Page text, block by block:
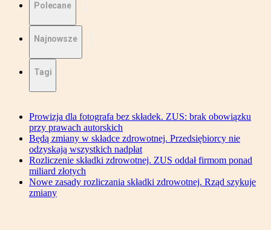
Polecane
Najnowsze
Tagi
Prowizja dla fotografa bez składek. ZUS: brak obowiązku
przy prawach autorskich
Będą zmiany w składce zdrowotnej. Przedsiębiorcy nie
odzyskają wszystkich nadpłat
Rozliczenie składki zdrowotnej. ZUS oddał firmom ponad
miliard złotych
Nowe zasady rozliczania składki zdrowotnej. Rząd szykuje
zmiany